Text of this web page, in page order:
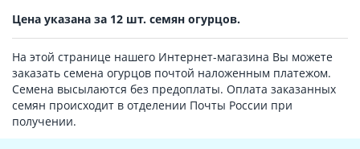
Цена указана за 12 шт. семян огурцов.
На этой странице нашего Интернет-магазина Вы можете
заказать семена огурцов почтой наложенным платежом.
Семена высылаются без предоплаты. Оплата заказанных
семян происходит в отделении Почты России при
получении.